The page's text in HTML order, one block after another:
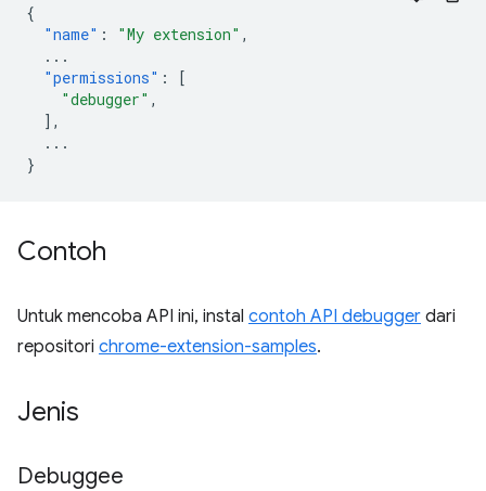
{
"name" : "My extension" ,
...
"permissions" :
[
"debugger" ,
],
...
}
Contoh
Untuk mencoba API ini, instal contoh API debugger dari
repositori chrome-extension-samples.
Jenis
Debuggee